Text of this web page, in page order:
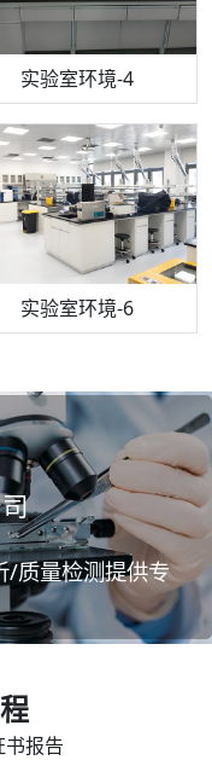
实验室环境-4
实验室环境-6
机构质检技术员-4
机构质检技术员-6
流式细胞仪
万能力学试验仪
/质量检测提供专
书报告